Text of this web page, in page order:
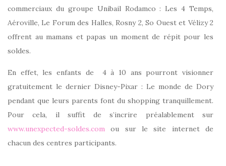
commerciaux du groupe Unibail Rodamco : Les 4 Temps,
Aéroville, Le Forum des Halles, Rosny 2, So Ouest et Vélizy 2
offrent au mamans et papas un moment de répit pour les
soldes.
En effet, les enfants de 4 à 10 ans pourront visionner
gratuitement le dernier Disney-Pixar : Le monde de Dory
pendant que leurs parents font du shopping tranquillement.
Pour cela, il suffit de s’incrire préalablement sur
www.unexpected-soldes.com ou sur le site internet de
chacun des centres participants.